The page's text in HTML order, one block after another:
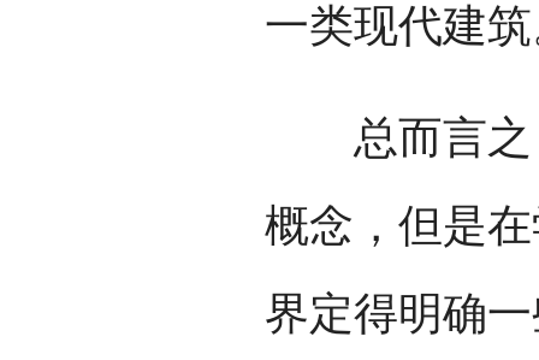
一类现代建
总而言之
概念，但是
界定得明确